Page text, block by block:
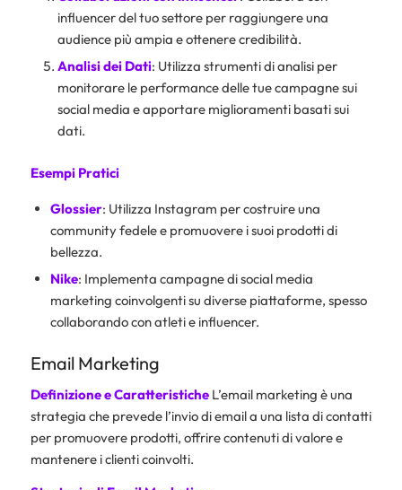
influencer del tuo settore per raggiungere una
audience più ampia e ottenere credibilità.
Analisi dei Dati: Utilizza strumenti di analisi per
monitorare le performance delle tue campagne sui
social media e apportare miglioramenti basati sui
dati.
Esempi Pratici
Glossier: Utilizza Instagram per costruire una
community fedele e promuovere i suoi prodotti di
bellezza.
Nike: Implementa campagne di social media
marketing coinvolgenti su diverse piattaforme, spesso
collaborando con atleti e influencer.
Email Marketing
Definizione e CaratteristicheL’email marketing è una
strategia che prevede l’invio di email a una lista di contatti
per promuovere prodotti, offrire contenuti di valore e
mantenere i clienti coinvolti.